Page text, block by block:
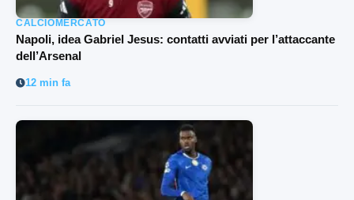
CALCIOMERCATO
Napoli, idea Gabriel Jesus: contatti avviati per l’attaccante
dell’Arsenal
12 min fa